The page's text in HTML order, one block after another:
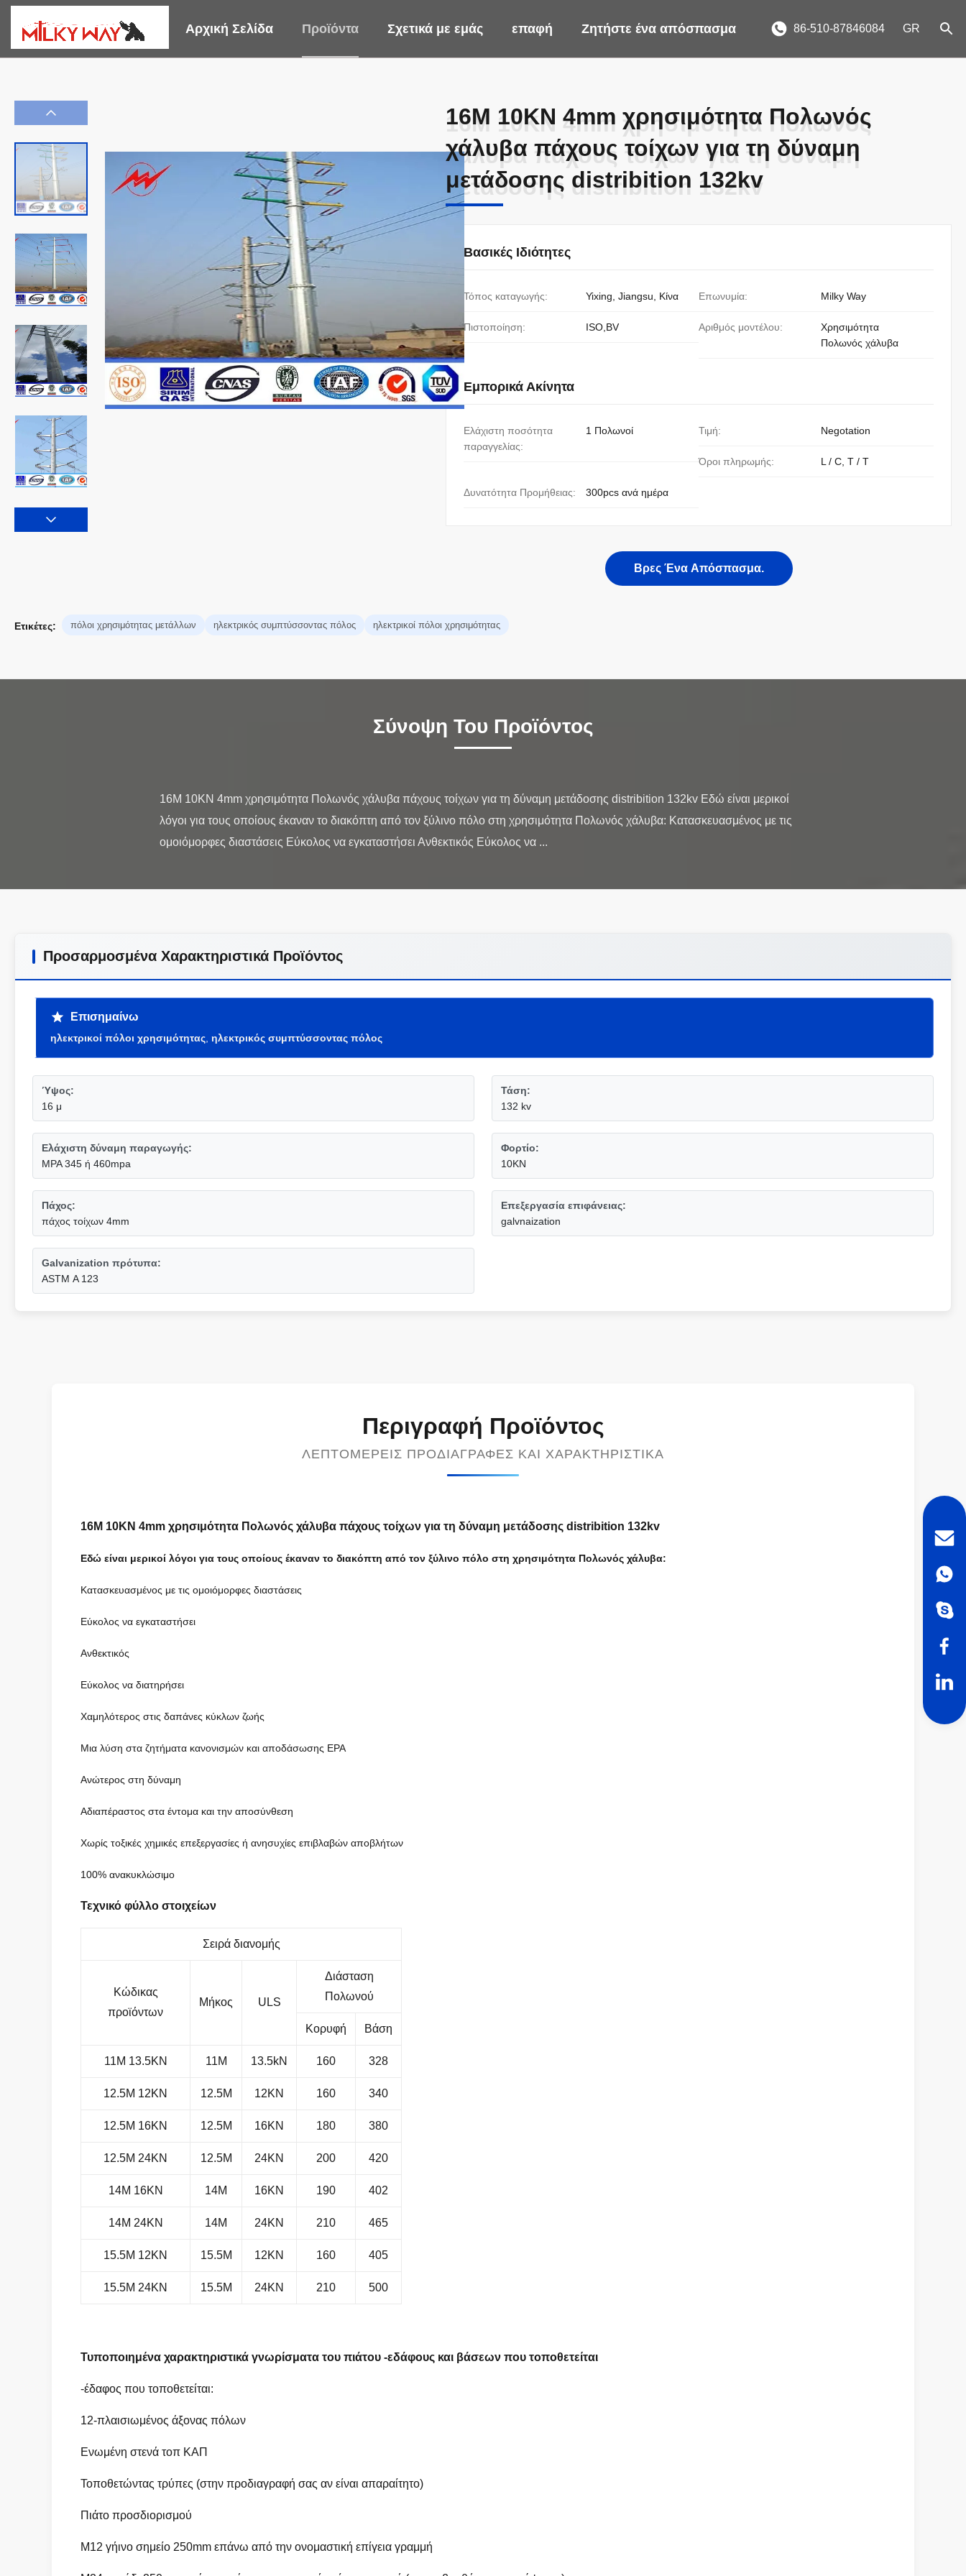
Αρχική Σελίδα Προϊόντα Σχετικά με εμάς επαφή Ζητήστε ένα απόσπασμα 86-510-87846084 GR
16M 10KN 4mm χρησιμότητα Πολωνός
χάλυβα πάχους τοίχων για τη δύναμη
μετάδοσης distribition 132kv
16M 10KN 4mm χρησιμότητα Πολωνός
χάλυβα πάχους τοίχων για τη δύναμη
μετάδοσης distribition 132kv
Βασικές Ιδιότητες
Τόπος καταγωγής: Yixing, Jiangsu, Κίνα Επωνυμία: Milky Way
Πιστοποίηση: ISO,BV Αριθμός μοντέλου:
Χρησιμότητα
Πολωνός χάλυβα
Εμπορικά Ακίνητα
Ελάχιστη ποσότητα
παραγγελίας:
1 Πολωνοί Τιμή: Negotation
Όροι πληρωμής: L / C, T / T
Δυνατότητα Προμήθειας: 300pcs ανά ημέρα
Βρες Ένα Απόσπασμα.
Ετικέτες: πόλοι χρησιμότητας μετάλλων ηλεκτρικός συμπτύσσοντας πόλος ηλεκτρικοί πόλοι χρησιμότητας
Σύνοψη Του Προϊόντος
16M 10KN 4mm χρησιμότητα Πολωνός χάλυβα πάχους τοίχων για τη δύναμη μετάδοσης distribition 132kv Εδώ είναι μερικοί
λόγοι για τους οποίους έκαναν το διακόπτη από τον ξύλινο πόλο στη χρησιμότητα Πολωνός χάλυβα: Κατασκευασμένος με τις
Προσαρμοσμένα Χαρακτηριστικά Προϊόντος
Επισημαίνω
ηλεκτρικοί πόλοι χρησιμότητας ηλεκτρικός συμπτύσσοντας πόλος
Ύψος:
16 μ
Τάση:
132 kv
Ελάχιστη δύναμη παραγωγής:
MPA 345 ή 460mpa
Φορτίο:
10KN
Πάχος:
πάχος τοίχων 4mm
Επεξεργασία επιφάνειας:
galvnaization
Galvanization πρότυπα:
ASTM Α 123
Περιγραφή Προϊόντος
ΛΕΠΤΟΜΕΡΕΊΣ ΠΡΟΔΙΑΓΡΑΦΈΣ ΚΑΙ ΧΑΡΑΚΤΗΡΙΣΤΙΚΆ
16M 10KN 4mm χρησιμότητα Πολωνός χάλυβα πάχους τοίχων για τη δύναμη μετάδοσης distribition 132kv
Εδώ είναι μερικοί λόγοι για τους οποίους έκαναν το διακόπτη από τον ξύλινο πόλο στη χρησιμότητα Πολωνός χάλυβα:
Κατασκευασμένος με τις ομοιόμορφες διαστάσεις
Εύκολος να εγκαταστήσει
Ανθεκτικός
Εύκολος να διατηρήσει
Χαμηλότερος στις δαπάνες κύκλων ζωής
Μια λύση στα ζητήματα κανονισμών και αποδάσωσης EPA
Ανώτερος στη δύναμη
Αδιαπέραστος στα έντομα και την αποσύνθεση
Χωρίς τοξικές χημικές επεξεργασίες ή ανησυχίες επιβλαβών αποβλήτων
100% ανακυκλώσιμο
Τεχνικό φύλλο στοιχείων
Σειρά διανομής
Κώδικας
προϊόντων
Μήκος ULS
Διάσταση
Πολωνού
Κορυφή Βάση
11M 13.5KN 11M 13.5kN 160 328
12.5M 12KN 12.5M 12KN 160 340
12.5M 16KN 12.5M 16KN 180 380
12.5M 24KN 12.5M 24KN 200 420
14M 16KN 14M 16KN 190 402
14M 24KN 14M 24KN 210 465
15.5M 12KN 15.5M 12KN 160 405
15.5M 24KN 15.5M 24KN 210 500
Τυποποιημένα χαρακτηριστικά γνωρίσματα του πιάτου -εδάφους και βάσεων που τοποθετείται
-έδαφος που τοποθετείται:
12-πλαισιωμένος άξονας πόλων
Ενωμένη στενά τοπ ΚΑΠ
Τοποθετώντας τρύπες (στην προδιαγραφή σας αν είναι απαραίτητο)
Πιάτο προσδιορισμού
M12 γήινο σημείο 250mm επάνω από την ονομαστική επίγεια γραμμή